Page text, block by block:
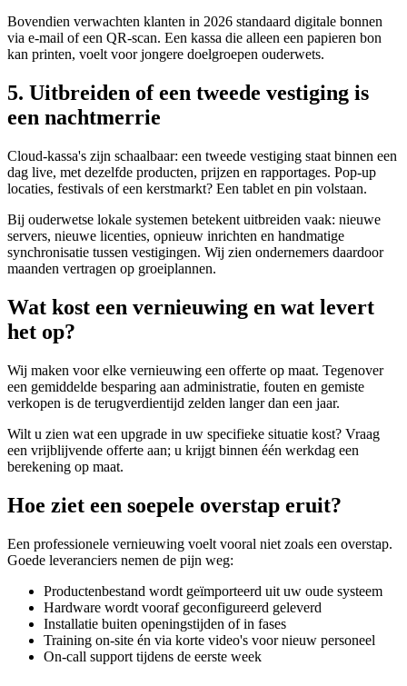
Bovendien verwachten klanten in 2026 standaard digitale bonnen
via e-mail of een QR-scan. Een kassa die alleen een papieren bon
kan printen, voelt voor jongere doelgroepen ouderwets.
5. Uitbreiden of een tweede vestiging is
een nachtmerrie
Cloud-kassa's zijn schaalbaar: een tweede vestiging staat binnen een
dag live, met dezelfde producten, prijzen en rapportages. Pop-up
locaties, festivals of een kerstmarkt? Een tablet en pin volstaan.
Bij ouderwetse lokale systemen betekent uitbreiden vaak: nieuwe
servers, nieuwe licenties, opnieuw inrichten en handmatige
synchronisatie tussen vestigingen. Wij zien ondernemers daardoor
maanden vertragen op groeiplannen.
Wat kost een vernieuwing en wat levert
het op?
Wij maken voor elke vernieuwing een offerte op maat. Tegenover
een gemiddelde besparing aan administratie, fouten en gemiste
verkopen is de terugverdientijd zelden langer dan een jaar.
Wilt u zien wat een upgrade in uw specifieke situatie kost? Vraag
een vrijblijvende offerte aan; u krijgt binnen één werkdag een
berekening op maat.
Hoe ziet een soepele overstap eruit?
Een professionele vernieuwing voelt vooral niet zoals een overstap.
Goede leveranciers nemen de pijn weg:
Productenbestand wordt geïmporteerd uit uw oude systeem
Hardware wordt vooraf geconfigureerd geleverd
Installatie buiten openingstijden of in fases
Training on-site én via korte video's voor nieuw personeel
On-call support tijdens de eerste week